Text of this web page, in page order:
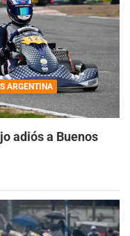
ARGENTINA
adiós a Buenos